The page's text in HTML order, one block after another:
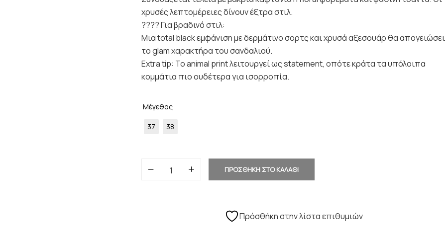
χρυσές λεπτομέρειες δίνουν έξτρα στιλ.
???? Για βραδινό στιλ:
Μια total black εμφάνιση με δερμάτινο σορτς και χρυσά αξεσουάρ θα απογειώσει
το glam χαρακτήρα του σανδαλιού.
Extra tip: Το animal print λειτουργεί ως statement, οπότε κράτα τα υπόλοιπα
κομμάτια πιο ουδέτερα για ισορροπία.
Μέγεθος
37 38
ΠΡΟΣΘΗΚΗ ΣΤΟ ΚΑΛΑΘΙ
Πρόσθήκη στην λίστα επιθυμιών